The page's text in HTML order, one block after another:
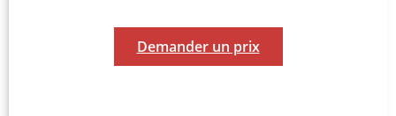
Demander un prix